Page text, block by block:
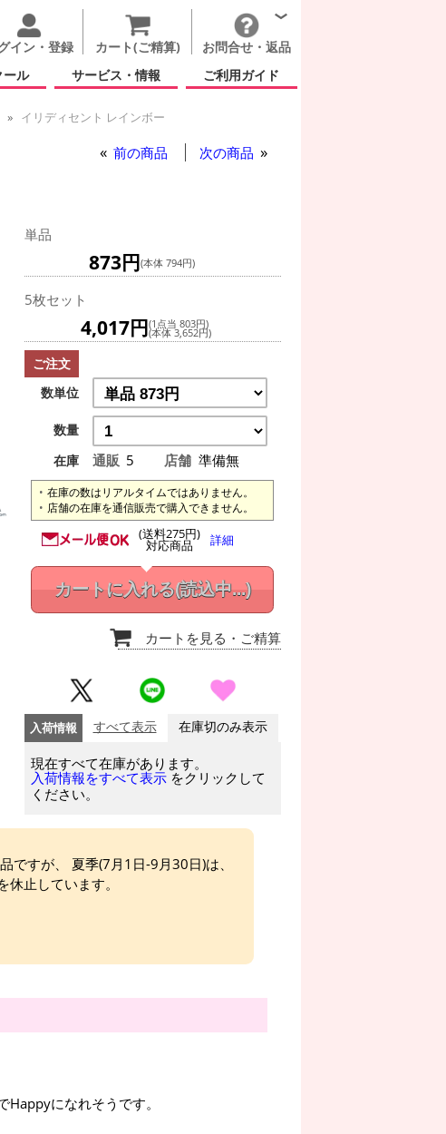
イン・登録 カート(ご精算)
お問合せ・返品
ール サービス・情報 ご利用ガイド
イリディセント レインボー
前の商品 次の商品
単品
873円(本体 794円)
5枚セット
4,017円(1点当 803円)
(本体 3,652円)
ご注文
数単位
数量
在庫
通販 5 店舗 準備無
在庫の数はリアルタイムではありません。
店舗の在庫を通信販売で購入できません。
(送料275円)
対応商品 詳細
カートに入れる(読込中...)
カートを見る ・ご精算
入荷情報 すべて表示 在庫切のみ表示
現在すべて在庫があります。
入荷情報をすべて表示 をクリックして
ください。
ですが、 夏季(7月1日-9月30日)は、
止しています。
になれそうです。